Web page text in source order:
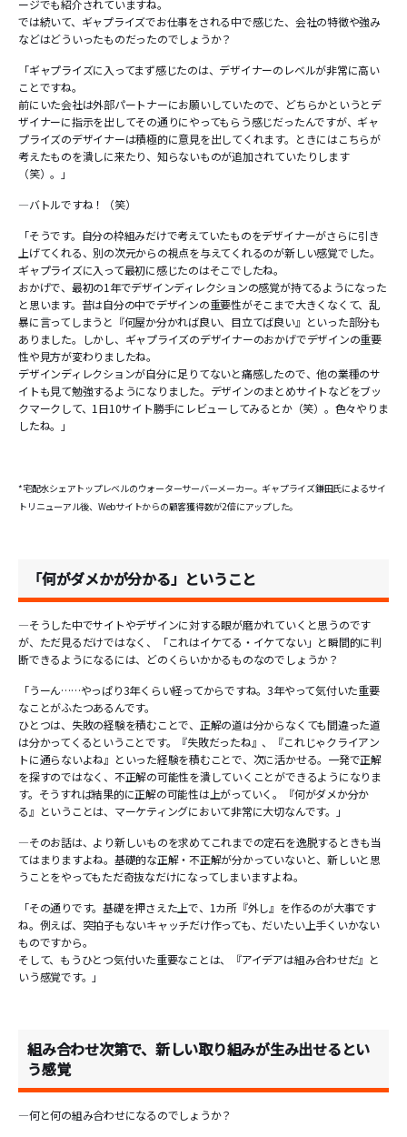
ージでも紹介されていますね。
では続いて、ギャプライズでお仕事をされる中で感じた、会社の特徴や強み
などはどういったものだったのでしょうか？
「ギャプライズに入ってまず感じたのは、デザイナーのレベルが非常に高い
ことですね。
前にいた会社は外部パートナーにお願いしていたので、どちらかというとデ
ザイナーに指示を出してその通りにやってもらう感じだったんですが、ギャ
プライズのデザイナーは積極的に意見を出してくれます。ときにはこちらが
考えたものを潰しに来たり、知らないものが追加されていたりします
（笑）。」
―バトルですね！（笑）
「そうです。自分の枠組みだけで考えていたものをデザイナーがさらに引き
上げてくれる、別の次元からの視点を与えてくれるのが新しい感覚でした。
ギャプライズに入って最初に感じたのはそこでしたね。
おかげで、最初の1年でデザインディレクションの感覚が持てるようになった
と思います。昔は自分の中でデザインの重要性がそこまで大きくなくて、乱
暴に言ってしまうと『何屋か分かれば良い、目立てば良い』といった部分も
ありました。しかし、ギャプライズのデザイナーのおかげでデザインの重要
性や見方が変わりましたね。
デザインディレクションが自分に足りてないと痛感したので、他の業種のサ
イトも見て勉強するようになりました。デザインのまとめサイトなどをブッ
クマークして、1日10サイト勝手にレビューしてみるとか（笑）。色々やりま
したね。」
*宅配水シェアトップレベルのウォーターサーバーメーカー。ギャプライズ鎌田氏によるサイ
トリニューアル後、Webサイトからの顧客獲得数が2倍にアップした。
「何がダメかが分かる」ということ
―そうした中でサイトやデザインに対する眼が磨かれていくと思うのです
が、ただ見るだけではなく、「これはイケてる・イケてない」と瞬間的に判
断できるようになるには、どのくらいかかるものなのでしょうか？
「うーん……やっぱり3年くらい経ってからですね。3年やって気付いた重要
なことがふたつあるんです。
ひとつは、失敗の経験を積むことで、正解の道は分からなくても間違った道
は分かってくるということです。『失敗だったね』、『これじゃクライアン
トに通らないよね』といった経験を積むことで、次に活かせる。一発で正解
を探すのではなく、不正解の可能性を潰していくことができるようになりま
す。そうすれば結果的に正解の可能性は上がっていく。『何がダメか分か
る』ということは、マーケティングにおいて非常に大切なんです。」
―そのお話は、より新しいものを求めてこれまでの定石を逸脱するときも当
てはまりますよね。基礎的な正解・不正解が分かっていないと、新しいと思
うことをやってもただ奇抜なだけになってしまいますよね。
「その通りです。基礎を押さえた上で、1カ所『外し』を作るのが大事です
ね。例えば、突拍子もないキャッチだけ作っても、だいたい上手くいかない
ものですから。
そして、もうひとつ気付いた重要なことは、『アイデアは組み合わせだ』と
いう感覚です。」
組み合わせ次第で、新しい取り組みが生み出せるとい
う感覚
―何と何の組み合わせになるのでしょうか？